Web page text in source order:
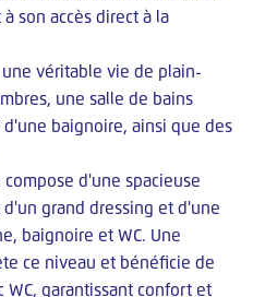
son accès direct à la
véritable vie de plain-
une salle de bains
baignoire, ainsi que des
d'une spacieuse
grand dressing et d'une
baignoire et WC. Une
ce niveau et bénéficie de
WC, garantissant confort et